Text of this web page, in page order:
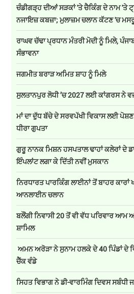
ਚੰਡੀਗੜ੍ਹ ਦੀਆਂ ਸੜਕਾਂ 'ਤੇ ਚੈਕਿੰਗ ਦੇ ਨਾਮ 'ਤੇ
ਨਜਾਇਜ਼ ਕਬਜ਼ਾ; ਮੁਲਾਜ਼ਮ ਚਲਾਨ ਕੱਟਣ 'ਚ
ਰਾਘਵ ਚੱਢਾ ਪ੍ਰਧਾਨ ਮੰਤਰੀ ਮੋਦੀ ਨੂੰ ਮਿਲੇ,
ਸੰਭਾਵਨਾ
ਜਗਮੀਤ ਬਰਾੜ ਅਮਿਤ ਸ਼ਾਹ ਨੂੰ ਮਿਲੇ
ਸੁਲਤਾਨਪੁਰ ਲੋਧੀ ’ਚ 2027 ਲਈ ਕਾਂਗਰਸ ਨੇ
ਮਾਂ ਦਾ ਦੁੱਧ ਬੱਚੇ ਦੇ ਸਰਵਪੱਖੀ ਵਿਕਾਸ ਲਈ
ਧੀਰਾ ਗੁਪਤਾ
ਗੁਰੂ ਨਾਨਕ ਮਿਸ਼ਨ ਹਸਪਤਾਲ ਢਾਹਾਂ ਕਲੇਰਾਂ ਦੇ
ਇੰਪਲਾਂਟ ਲਗਾ ਕੇ ਦਿੱਤੀ ਨਵੀਂ ਮੁਸਕਾਨ
ਨਿਰਧਾਰਤ ਪਾਰਕਿੰਗ ਲਾਈਨਾਂ ਤੋਂ ਬਾਹਰ
ਆਨਲਾਈਨ ਚਲਾਨ
ਬਲੌਂਗੀ ਨਿਵਾਸੀ 20 ਤੋਂ ਵੀ ਵੱਧ ਪਰਿਵਾਰ ਆਮ
ਸ਼ਾਮਿਲ
ਅਮਨ ਅਰੋੜਾ ਨੇ ਸੁਨਾਮ ਹਲਕੇ ਦੇ 40 ਪਿੰਡਾਂ ਦੇ
ਚੈੱਕ ਵੰਡੇ
ਸਿਹਤ ਵਿਭਾਗ ਨੇ ਡੀ-ਵਾਰਮਿੰਗ ਦਿਵਸ ਸਬੰਧੀ